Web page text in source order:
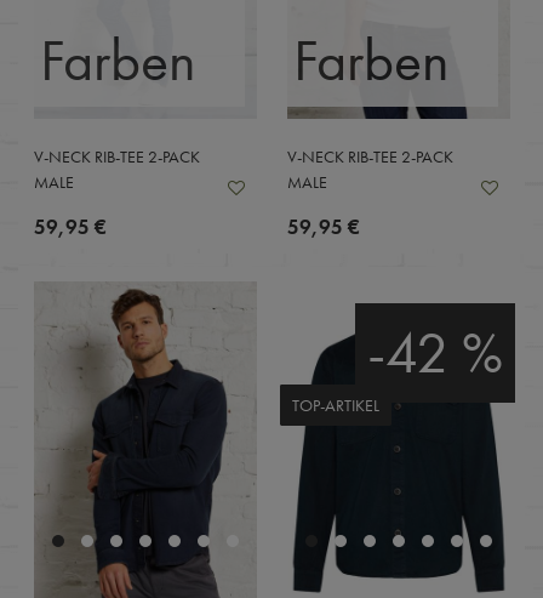
Farben
V-NECK RIB-TEE 2-PACK
MALE
59,95 €
Farben
V-NECK RIB-TEE 2-PACK
MALE
59,95 €
TOP-ARTIKEL
-42 %